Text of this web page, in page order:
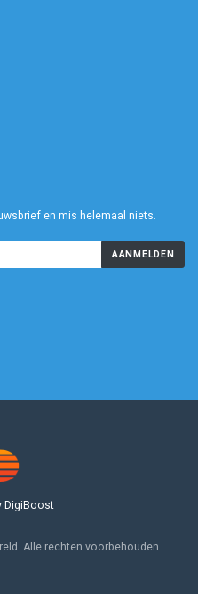
en mis helemaal niets.
AANMELDEN
DigiBoost
Alle rechten voorbehouden.